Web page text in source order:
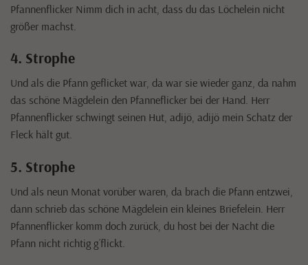
Pfannenflicker Nimm dich in acht, dass du das Löchelein nicht
größer machst.
4. Strophe
Und als die Pfann geflicket war, da war sie wieder ganz, da nahm
das schöne Mägdelein den Pfanneflicker bei der Hand. Herr
Pfannenflicker schwingt seinen Hut, adijö, adijö mein Schatz der
Fleck hält gut.
5. Strophe
Und als neun Monat vorüber waren, da brach die Pfann entzwei,
dann schrieb das schöne Mägdelein ein kleines Briefelein. Herr
Pfannenflicker komm doch zurück, du host bei der Nacht die
Pfann nicht richtig g´flickt.